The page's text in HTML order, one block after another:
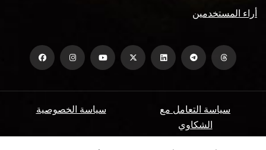
أراء المستخدمين
سياسة الخصوصية
سياسة التعامل مع
الشكاوي